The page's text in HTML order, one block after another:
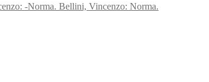
Bellini, Vincenzo: Norma.